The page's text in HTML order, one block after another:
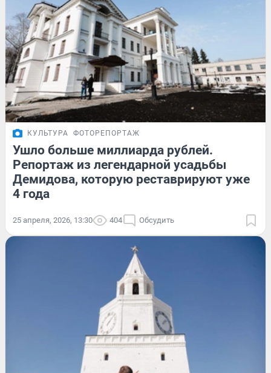
КУЛЬТУРА ФОТОРЕПОРТАЖ
Ушло больше миллиарда рублей.
Репортаж из легендарной усадьбы
Демидова, которую реставрируют уже
4 года
25 апреля, 2026, 13:30 404 Обсудить